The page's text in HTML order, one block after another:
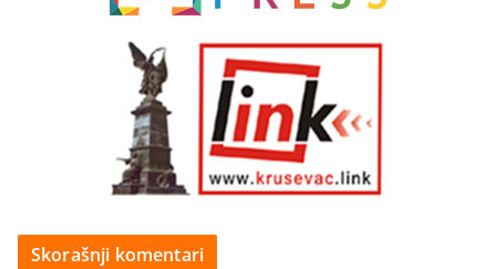
Skorašnji komentari